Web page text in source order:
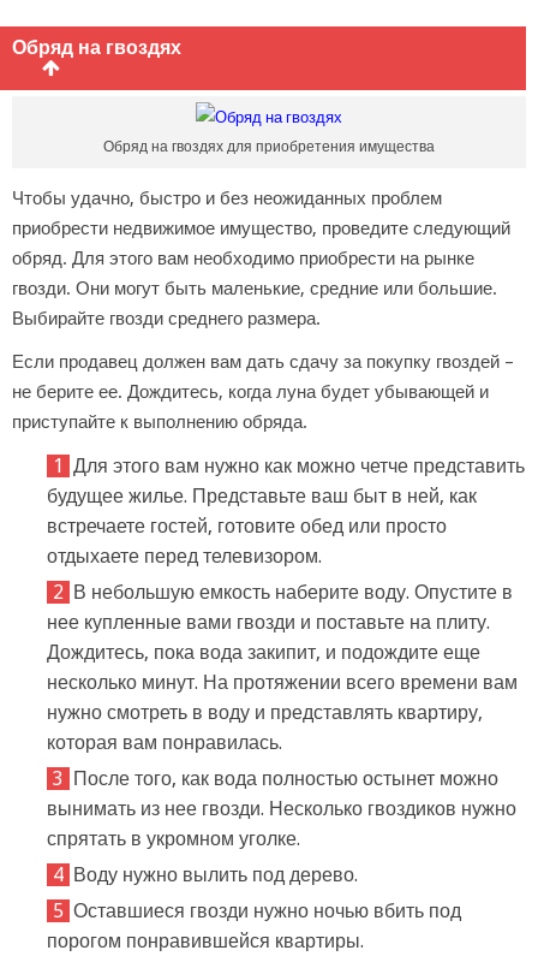
Обряд на гвоздях
Обряд на гвоздях для приобретения имущества
Чтобы удачно, быстро и без неожиданных проблем
приобрести недвижимое имущество, проведите следующий
обряд. Для этого вам необходимо приобрести на рынке
гвозди. Они могут быть маленькие, средние или большие.
Выбирайте гвозди среднего размера.
Если продавец должен вам дать сдачу за покупку гвоздей –
не берите ее. Дождитесь, когда луна будет убывающей и
приступайте к выполнению обряда.
Для этого вам нужно как можно четче представить
будущее жилье. Представьте ваш быт в ней, как
встречаете гостей, готовите обед или просто
отдыхаете перед телевизором.
В небольшую емкость наберите воду. Опустите в
нее купленные вами гвозди и поставьте на плиту.
Дождитесь, пока вода закипит, и подождите еще
несколько минут. На протяжении всего времени вам
нужно смотреть в воду и представлять квартиру,
которая вам понравилась.
После того, как вода полностью остынет можно
вынимать из нее гвозди. Несколько гвоздиков нужно
спрятать в укромном уголке.
Воду нужно вылить под дерево.
Оставшиеся гвозди нужно ночью вбить под
порогом понравившейся квартиры.